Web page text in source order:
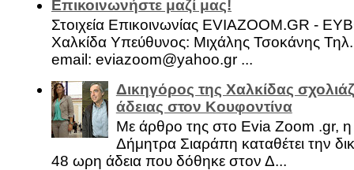
Επικοινωνήστε μαζί μας!
Στοιχεία Επικοινωνίας EVIAZOOM.GR -
Χαλκίδα Υπεύθυνος: Μιχάλης Τσοκάνης
email: eviazoom@yahoo.gr ...
Δικηγόρος της Χαλκίδας
άδειας στον Κουφοντίνα
Με άρθρο της στο Evia Zoom .gr,
Δήμητρα Σιαράπη καταθέτει την
48 ωρη άδεια που δόθηκε στον Δ...